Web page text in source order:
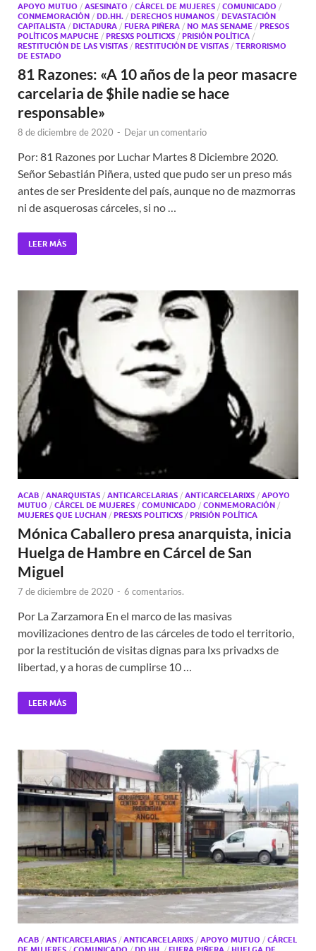
APOYO MUTUO / ASESINATO / CÁRCEL DE MUJERES / COMUNICADO /
CONMEMORACIÓN / DD.HH. / DERECHOS HUMANOS / DEVASTACIÓN
CAPITALISTA / DICTADURA / FUERA PIÑERA / NO MAS SENAME / PRESOS
POLÍTICOS MAPUCHE / PRESXS POLITICXS / PRISIÓN POLÍTICA /
RESTITUCIÓN DE LAS VISITAS / RESTITUCIÓN DE VISITAS / TERRORISMO
DE ESTADO
81 Razones: «A 10 años de la peor masacre
carcelaria de $hile nadie se hace
responsable»
8 de diciembre de 2020 - Dejar un comentario
Por: 81 Razones por Luchar Martes 8 Diciembre 2020.
Señor Sebastián Piñera, usted que pudo ser un preso más
antes de ser Presidente del país, aunque no de mazmorras
ni de asquerosas cárceles, si no …
LEER MÁS
ACAB / ANARQUISTAS / ANTICARCELARIAS / ANTICARCELARIXS / APOYO
MUTUO / CÁRCEL DE MUJERES / COMUNICADO / CONMEMORACIÓN /
MUJERES QUE LUCHAN / PRESXS POLITICXS / PRISIÓN POLÍTICA
Mónica Caballero presa anarquista, inicia
Huelga de Hambre en Cárcel de San
Miguel
7 de diciembre de 2020 - 6 comentarios.
Por La Zarzamora En el marco de las masivas
movilizaciones dentro de las cárceles de todo el territorio,
por la restitución de visitas dignas para lxs privadxs de
libertad, y a horas de cumplirse 10 …
LEER MÁS
ACAB / ANTICARCELARIAS / ANTICARCELARIXS / APOYO MUTUO / CÁRCEL